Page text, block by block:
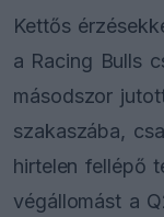
Kettős
a Racing Bulls
másodszor
szakaszába,
hirtelen fellépő
végállomást a